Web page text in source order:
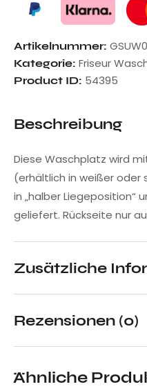
Artikelnummer:
Kategorie: Friseur
Product ID: 54395
Beschreibung
Diese Waschplatz wird
(erhältlich in weißer oder
in „halber Liegeposition“
geliefert. Rückseite nur
Zusätzliche
Rezensionen (0)
Ähnliche